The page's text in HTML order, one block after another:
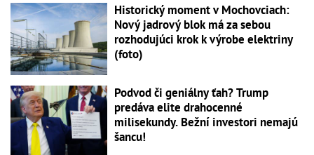
Historický moment v Mochovciach:
Nový jadrový blok má za sebou
rozhodujúci krok k výrobe elektriny
(foto)
Podvod či geniálny ťah? Trump
predáva elite drahocenné
milisekundy. Bežní investori nemajú
šancu!